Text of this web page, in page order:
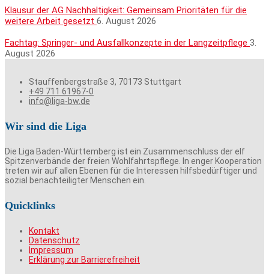
Klausur der AG Nachhaltigkeit: Gemeinsam Prioritäten für die
weitere Arbeit gesetzt 6. August 2026
Fachtag: Springer- und Ausfallkonzepte in der Langzeitpflege 3.
August 2026
Stauffenbergstraße 3, 70173 Stuttgart
+49 711 61967-0
info@liga-bw.de
Wir sind die Liga
Die Liga Baden-Württemberg ist ein Zusammenschluss der elf
Spitzenverbände der freien Wohlfahrtspflege. In enger Kooperation
treten wir auf allen Ebenen für die Interessen hilfsbedürftiger und
sozial benachteiligter Menschen ein.
Quicklinks
Kontakt
Datenschutz
Impressum
Erklärung zur Barrierefreiheit